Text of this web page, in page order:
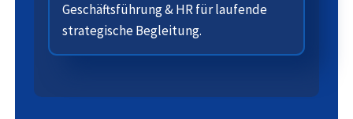
Geschäftsführung & HR für laufende
strategische Begleitung.